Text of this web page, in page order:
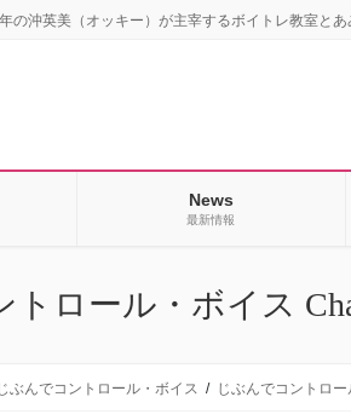
の沖英美（オッキー）が主宰するボイトレ教室とあ
News
最新情報
トロール・ボイス
ぶんでコントロール・ボイス じぶんでコントロ